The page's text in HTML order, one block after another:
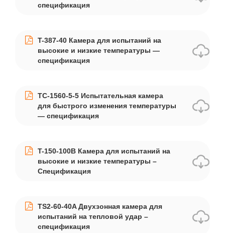
спецификация
T-387-40 Камера для испытаний на
высокие и низкие температуры —
спецификация
TC-1560-5-5 Испытательная камера
для быстрого изменения температуры
— спецификация
T-150-100B Камера для испытаний на
высокие и низкие температуры –
Спецификация
TS2-60-40A Двухзонная камера для
испытаний на тепловой удар –
спецификация